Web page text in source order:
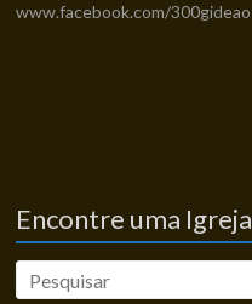
www.facebook.com/300gideao
Encontre uma Igreja